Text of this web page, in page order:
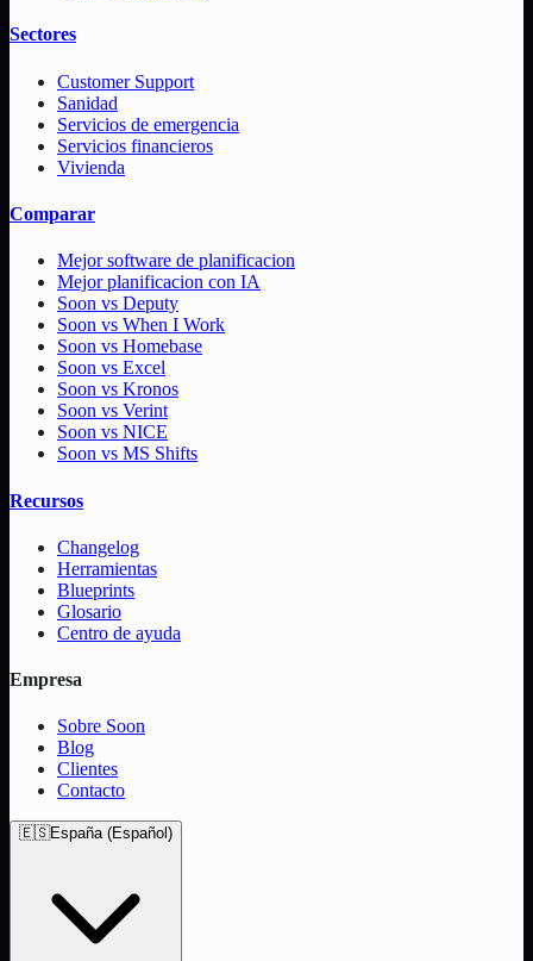
Sectores
Customer Support
Sanidad
Servicios de emergencia
Servicios financieros
Vivienda
Comparar
Mejor software de planificacion
Mejor planificacion con IA
Soon vs Deputy
Soon vs When I Work
Soon vs Homebase
Soon vs Excel
Soon vs Kronos
Soon vs Verint
Soon vs NICE
Soon vs MS Shifts
Recursos
Changelog
Herramientas
Blueprints
Glosario
Centro de ayuda
Empresa
Sobre Soon
Blog
Clientes
Contacto
🇪🇸España (Español)